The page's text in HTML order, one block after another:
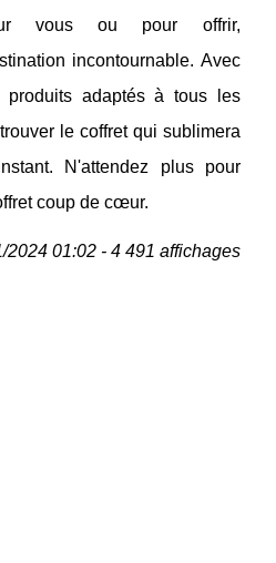
vous ou pour offrir,
incontournable. Avec
produits adaptés à tous les
le coffret qui sublimera
N'attendez plus pour
coup de cœur.
2024 01:02 - 4 491 affichages